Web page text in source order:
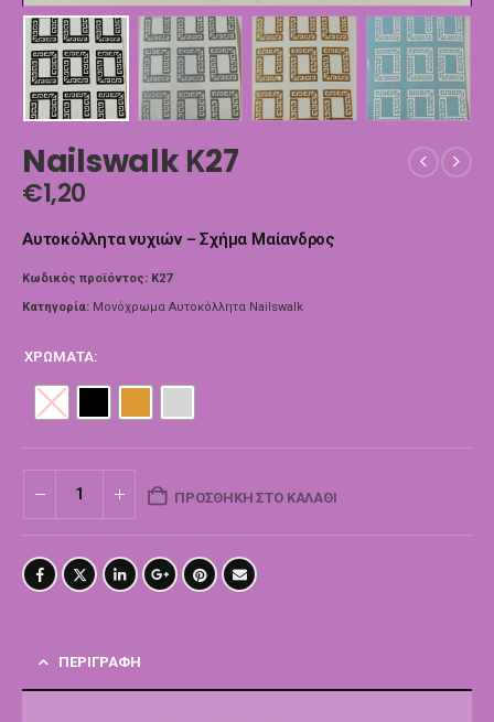
Nailswalk Κ27
€1,20
Αυτοκόλλητα νυχιών – Σχήμα Μαίανδρος
Κωδικός προϊόντος: Κ27
Κατηγορία: Μονόχρωμα Αυτοκόλλητα Nailswalk
ΧΡΏΜΑΤΑ
ΠΡΟΣΘΉΚΗ ΣΤΟ ΚΑΛΆΘΙ
ΠΕΡΙΓΡΑΦΉ